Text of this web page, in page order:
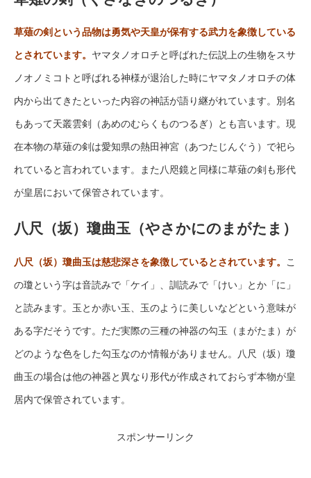
草薙の剣という品物は勇気や天皇が保有する武力を象徴している
とされています。 ヤマタノオロチと呼ばれた伝説上の生物をスサ
ノオノミコトと呼ばれる神様が退治した時にヤマタノオロチの体
内から出てきたといった内容の神話が語り継がれています。別名
もあって天叢雲剣（あめのむらくものつるぎ）とも言います。現
在本物の草薙の剣は愛知県の熱田神宮（あつたじんぐう）で祀ら
れていると言われています。また八咫鏡と同様に草薙の剣も形代
が皇居において保管されています。
八尺（坂）瓊曲玉（やさかにのまがたま）
八尺（坂）瓊曲玉は慈悲深さを象徴しているとされています。 こ
の瓊という字は音読みで「ケイ」、訓読みで「けい」とか「に」
と読みます。玉とか赤い玉、玉のように美しいなどという意味が
ある字だそうです。ただ実際の三種の神器の勾玉（まがたま）が
どのような色をした勾玉なのか情報がありません。八尺（坂）瓊
曲玉の場合は他の神器と異なり形代が作成されておらず本物が皇
居内で保管されています。
スポンサーリンク